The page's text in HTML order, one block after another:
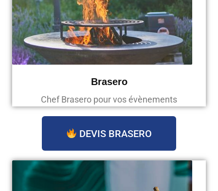
Brasero
Chef Brasero pour vos évènements
DEVIS BRASERO